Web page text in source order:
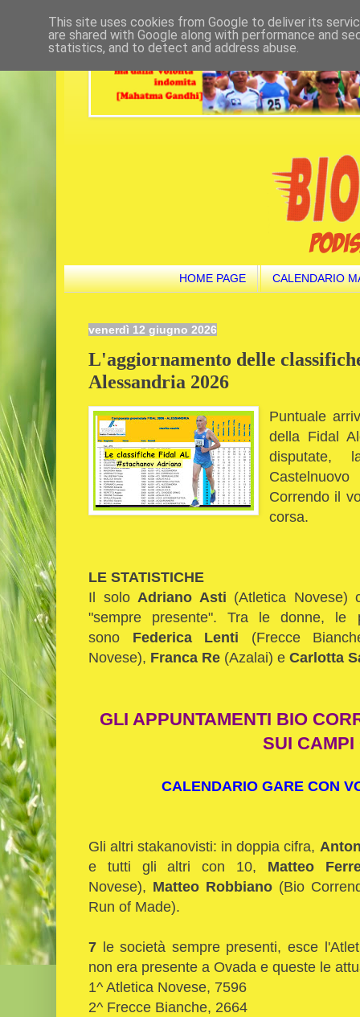
HOME PAGE CALENDARIO
venerdì 12 giugno 2026
L'aggiornamento delle
Alessandria 2026
Puntuale
della Fidal
disputate,
Correndo il
corsa.
LE STATISTICHE
Il solo Adriano Asti (Atletica Novese)
"sempre presente". Tra le donne,
sono Federica Lenti (Frecce
Novese), Franca Re (Azalai) e Carlotta
GLI APPUNTAMENTI BIO
SUI
CALENDARIO GARE CON
Gli altri stakanovisti: in doppia cifra,
e tutti gli altri con 10, Matteo
Novese), Matteo Robbiano (Bio
Run of Made).
7 le società sempre presenti, esce
non era presente a Ovada e queste le
1^ Atletica Novese, 7596
2^ Frecce Bianche, 2664
This site uses cookies from Google to deliver its
are shared with Google along with performance and
statistics, and to detect and address abuse.